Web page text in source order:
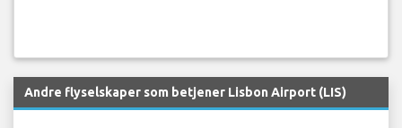
Andre flyselskaper som betjener Lisbon Airport (LIS)